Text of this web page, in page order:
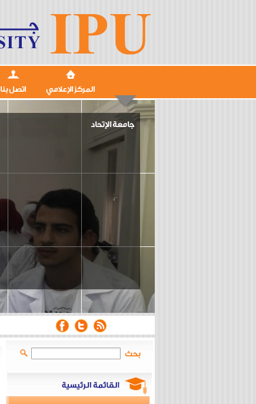
المركز الإعلامي اتصل بنا
جامعة الإتحاد
بحث